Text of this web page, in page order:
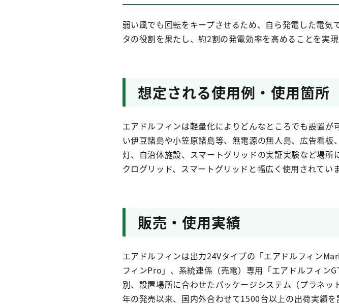
弱い風でも回転をキープさせるため、自ら発電した電
タの役割を果たし、約2割の発電効率を高めることを実現
想定される使用例・使用箇所
エアドルフィンは軽量化によりどんなところでも設置
い伊豆諸島や小笠原諸島等、無電源の無人島、広告看
灯、自治体施設、スマートグリッドの実証実験など場
クログリッド、スマートグリッドと幅広く使用されていま
販売・使用実績
エアドルフィンは出力24Vタイプの「エアドルフィン
フィンPro」、系統連係（売電）専用「エアドルフィン
別、設置場所に合わせたパッケージシステム（プラネ
年の発売以来、国内外合わせて1500台以上の出荷実績を